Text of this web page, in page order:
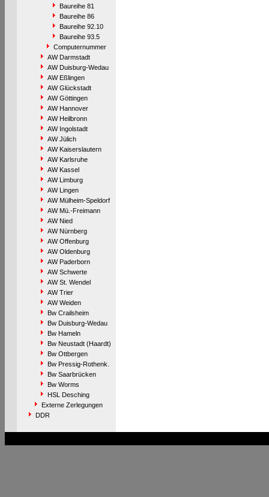
Baureihe 81
Baureihe 86
Baureihe 92.10
Baureihe 93.5
Computernummer
AW Darmstadt
AW Duisburg-Wedau
AW Eßlingen
AW Glückstadt
AW Göttingen
AW Hannover
AW Heilbronn
AW Ingolstadt
AW Jülich
AW Kaiserslautern
AW Karlsruhe
AW Kassel
AW Limburg
AW Lingen
AW Mülheim-Speldorf
AW Mü.-Freimann
AW Nied
AW Nürnberg
AW Offenburg
AW Oldenburg
AW Paderborn
AW Schwerte
AW St. Wendel
AW Trier
AW Weiden
Bw Crailsheim
Bw Duisburg-Wedau
Bw Hameln
Bw Neustadt (Haardt)
Bw Ottbergen
Bw Pressig-Rothenk.
Bw Saarbrücken
Bw Worms
HSL Desching
Externe Zerlegungen
DDR